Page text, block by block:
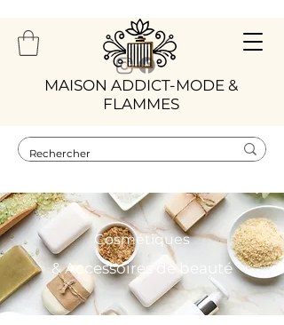
​MAISON ADDICT-MODE &
FLAMMES
Cosmétiques
& Accessoires de beauté